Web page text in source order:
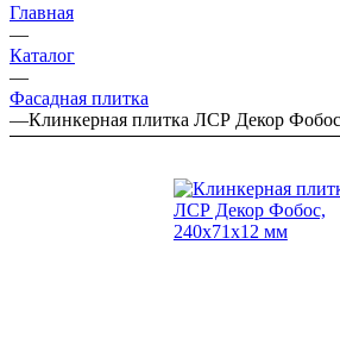
Главная
—
Каталог
—
Фасадная плитка
—Клинкерная плитка ЛСР Декор